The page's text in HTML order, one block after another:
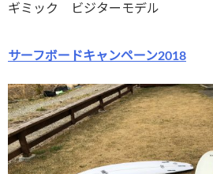
ギミック ビジターモデル
サーフボードキャンペーン2018